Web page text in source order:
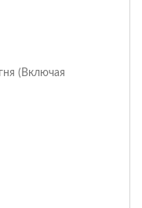
(включая